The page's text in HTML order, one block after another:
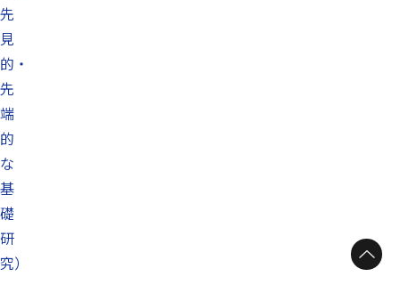
先
見
的・
先
端
的
な
基
礎
研
究）